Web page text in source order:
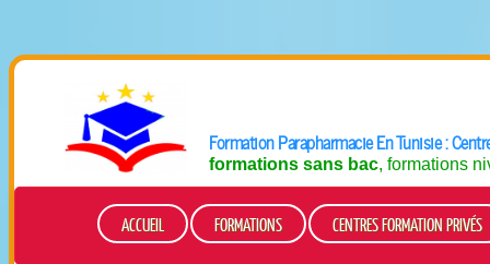
Formation Parapharmacie En Tunisie :
formations sans bac, formations
ACCUEIL FORMATIONS CENTRES FORMATION PRIVÉS